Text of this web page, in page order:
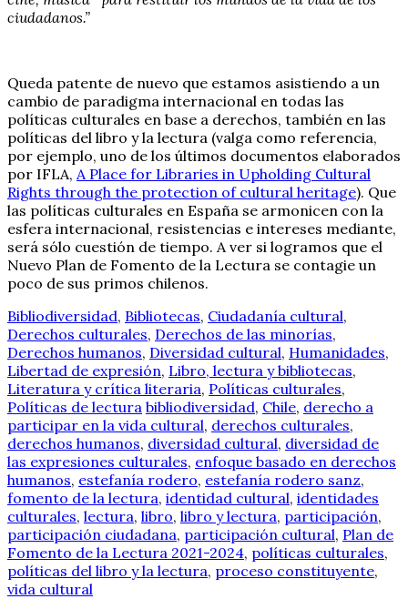
ciudadanos.”
Queda patente de nuevo que estamos asistiendo a un
cambio de paradigma internacional en todas las
políticas culturales en base a derechos, también en las
políticas del libro y la lectura (valga como referencia,
por ejemplo, uno de los últimos documentos elaborados
por IFLA, A Place for Libraries in Upholding Cultural
Rights through the protection of cultural heritage). Que
las políticas culturales en España se armonicen con la
esfera internacional, resistencias e intereses mediante,
será sólo cuestión de tiempo. A ver si logramos que el
Nuevo Plan de Fomento de la Lectura se contagie un
poco de sus primos chilenos.
Bibliodiversidad, Bibliotecas, Ciudadanía cultural,
Derechos culturales, Derechos de las minorías,
Derechos humanos, Diversidad cultural, Humanidades,
Libertad de expresión, Libro, lectura y bibliotecas,
Literatura y crítica literaria, Políticas culturales,
Políticas de lectura bibliodiversidad, Chile, derecho a
participar en la vida cultural, derechos culturales,
derechos humanos, diversidad cultural, diversidad de
las expresiones culturales, enfoque basado en derechos
humanos, estefanía rodero, estefanía rodero sanz,
fomento de la lectura, identidad cultural, identidades
culturales, lectura, libro, libro y lectura, participación,
participación ciudadana, participación cultural, Plan de
Fomento de la Lectura 2021-2024, políticas culturales,
políticas del libro y la lectura, proceso constituyente,
vida cultural